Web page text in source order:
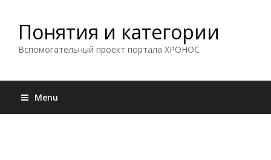
Понятия и категории
Вспомогательный проект портала ХРОНОС
Menu